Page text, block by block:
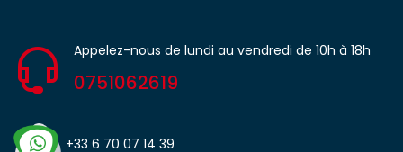
Appelez-nous de lundi au vendredi de 10h à 18h
0751062619
+33 6 70 07 14 39